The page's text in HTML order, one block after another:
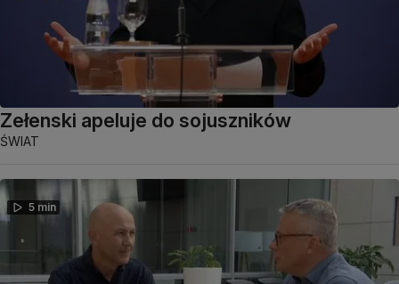
Zełenski apeluje do sojuszników
ŚWIAT
5 min